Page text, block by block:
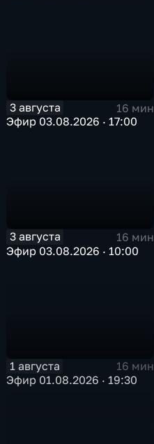
3 августа
16 мин
Эфир 03.08.2026 · 17:00
3 августа
16 мин
Эфир 03.08.2026 · 10:00
1 августа
16 мин
Эфир 01.08.2026 · 19:30